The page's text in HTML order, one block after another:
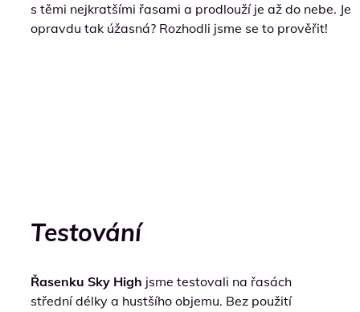
s těmi nejkratšími řasami a prodlouží je až do nebe. Je
opravdu tak úžasná? Rozhodli jsme se to prověřit!
Testování
Řasenku Sky High jsme testovali na řasách
střední délky a hustšího objemu. Bez použití